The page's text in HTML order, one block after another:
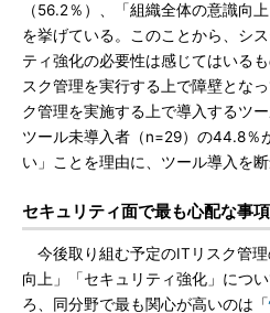
（56.2％）、「組織全体の意識向
を挙げている。このことから、シ
ティ強化の必要性は感じてはいる
スク管理を実行する上で障壁とな
ク管理を実施する上で導入するツ
ツール未導入者（n=29）の44.8％
い」ことを理由に、ツール導入を
セキュリティ面で最も心配な事
今後取り組む予定のITリスク管
向上」「セキュリティ強化」につ
ろ、同分野で最も関心が高いのは「